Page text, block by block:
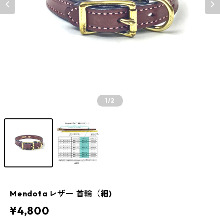
1/2
Mendota レザー 首輪（細)
¥4,800